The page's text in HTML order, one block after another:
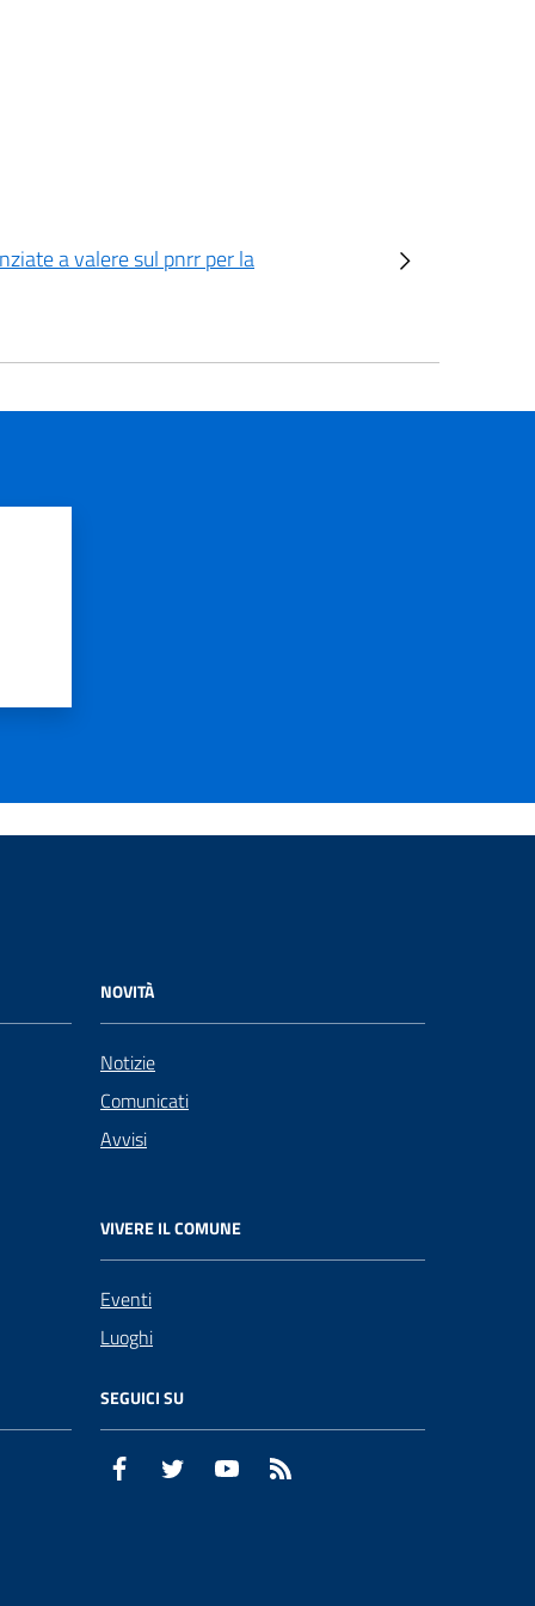
a valere sul pnrr per la
NOVITÀ
Notizie
Comunicati
Avvisi
VIVERE IL COMUNE
Eventi
Luoghi
SEGUICI SU
Facebook Twitter YouTube